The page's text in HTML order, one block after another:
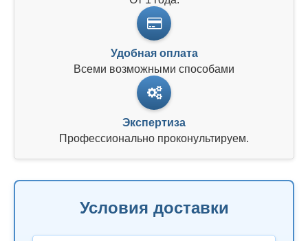
Удобная оплата
Всеми возможными способами
Экспертиза
Профессионально проконультируем.
Условия доставки